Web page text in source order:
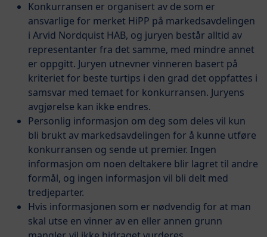
Konkurransen er organisert av de som er
ansvarlige for merket HiPP på markedsavdelingen
i Arvid Nordquist HAB, og juryen består alltid av
representanter fra det samme, med mindre annet
er oppgitt. Juryen utnevner vinneren basert på
kriteriet for beste turtips i den grad det oppfattes i
samsvar med temaet for konkurransen. Juryens
avgjørelse kan ikke endres.
Personlig informasjon om deg som deles vil kun
bli brukt av markedsavdelingen for å kunne utføre
konkurransen og sende ut premier. Ingen
informasjon om noen deltakere blir lagret til andre
formål, og ingen informasjon vil bli delt med
tredjeparter.
Hvis informasjonen som er nødvendig for at man
skal utse en vinner av en eller annen grunn